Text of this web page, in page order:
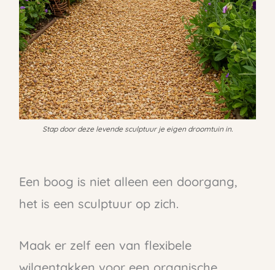
Stap door deze levende sculptuur je eigen droomtuin in.
Een boog is niet alleen een doorgang,
het is een sculptuur op zich.
Maak er zelf een van flexibele